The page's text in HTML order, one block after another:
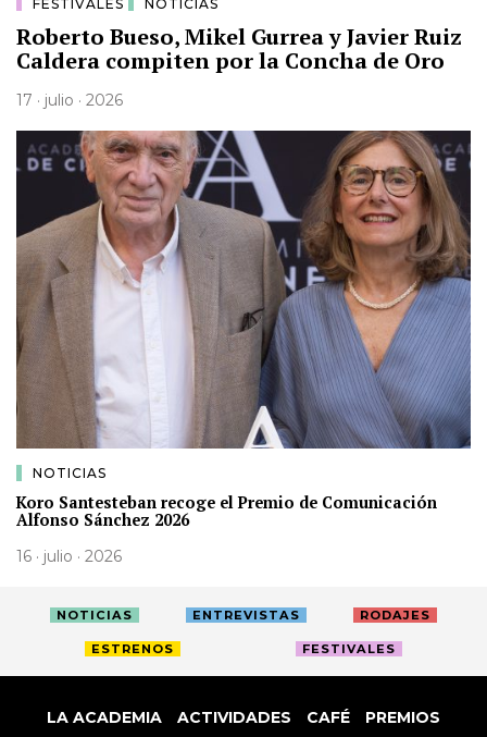
FESTIVALES NOTICIAS
Roberto Bueso, Mikel Gurrea y Javier Ruiz
Caldera compiten por la Concha de Oro
17 · julio · 2026
NOTICIAS
Koro Santesteban recoge el Premio de Comunicación
Alfonso Sánchez 2026
16 · julio · 2026
NOTICIAS ENTREVISTAS RODAJES
ESTRENOS FESTIVALES
LA ACADEMIA ACTIVIDADES CAFÉ PREMIOS